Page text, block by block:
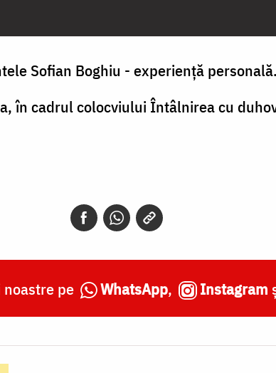
Sofian Boghiu - experienţă personală.
în cadrul colocviului Întâlnirea cu
pe WhatsApp, Instagram